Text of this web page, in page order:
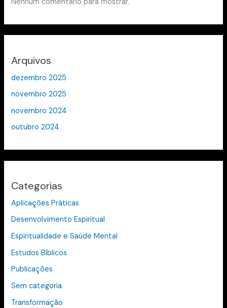
Nenhum comentário para mostrar.
Arquivos
dezembro 2025
novembro 2025
novembro 2024
outubro 2024
Categorias
Aplicações Práticas
Desenvolvimento Espiritual
Espiritualidade e Saúde Mental
Estudos Bíblicos
Publicações
Sem categoria
Transformação